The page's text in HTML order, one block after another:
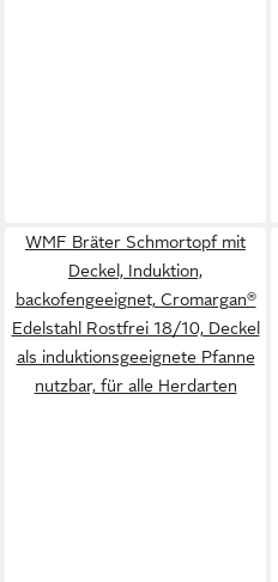
WMF Bräter Schmortopf mit
Deckel, Induktion,
backofengeeignet, Cromargan®
Edelstahl Rostfrei 18/10, Deckel
als induktionsgeeignete Pfanne
nutzbar, für alle Herdarten